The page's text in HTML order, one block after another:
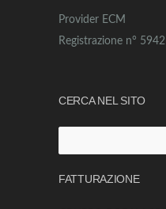
Provider ECM
Registrazione n° 5942
CERCA NEL SITO
per:
FATTURAZIONE